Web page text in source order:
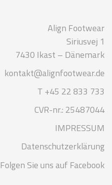
Align Footwear
Siriusvej 1
7430 Ikast – Dänemark
kontakt@alignfootwear.de
T +45 22 833 733
CVR-nr.: 25487044
IMPRESSUM
Datenschutzerklärung
Folgen Sie uns auf Facebook